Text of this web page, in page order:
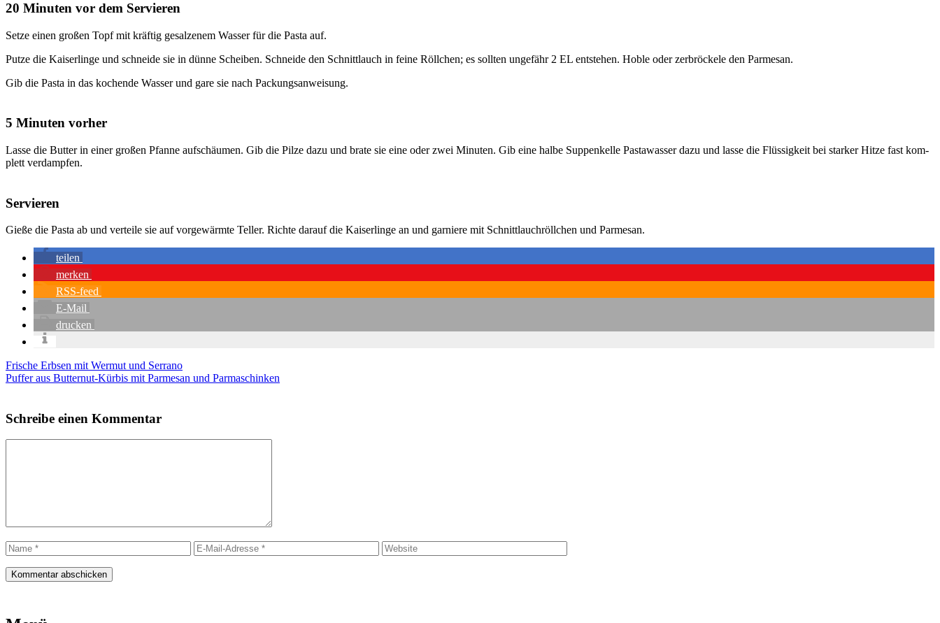
20 Minuten vor dem Servieren
Set­ze einen gro­ßen Topf mit kräf­tig gesal­ze­nem Was­ser für die Pas­ta auf.
Put­ze die Kai­ser­lin­ge und schnei­de sie in dün­ne Schei­ben. Schnei­de den Schnitt­lauch in fei­ne Röll­chen; es soll­ten unge­fähr 2 EL ent­ste­hen. Hob­le oder zer­brö­cke­le den Par­me­san.
Gib die Pas­ta in das kochen­de Was­ser und gare sie nach Packungs­an­wei­sung.
5 Minuten vorher
Las­se die But­ter in einer gro­ßen Pfan­ne auf­schäu­men. Gib die Pil­ze dazu und bra­te sie eine oder zwei Minu­ten. Gib eine hal­be Sup­pen­kel­le Pas­ta­was­ser dazu und las­se die Flüs­sig­keit bei star­ker Hit­ze fast kom­
plett ver­damp­fen.
Servieren
Gie­ße die Pas­ta ab und ver­tei­le sie auf vor­ge­wärm­te Tel­ler. Rich­te dar­auf die Kai­ser­lin­ge an und gar­nie­re mit Schnitt­lauch­röll­chen und Par­me­san.
tei­len
mer­ken
RSS-feed
E‑Mail
dru­cken
Frische Erbsen mit Wermut und Serrano
Puffer aus Butternut-Kürbis mit Parmesan und Parmaschinken
Schreibe einen Kommentar
Name
E-
Mail-
Website